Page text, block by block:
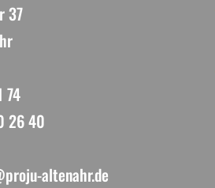
37
74
26 40
altenahr.de